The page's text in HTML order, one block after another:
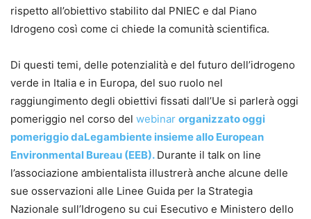
rispetto all’obiettivo stabilito dal PNIEC e dal Piano
Idrogeno così come ci chiede la comunità scientifica.
Di questi temi, delle potenzialità e del futuro dell’idrogeno
verde in Italia e in Europa, del suo ruolo nel
raggiungimento degli obiettivi fissati dall’Ue si parlerà oggi
pomeriggio nel corso del webinar organizzato oggi
pomeriggio daLegambiente insieme allo European
Environmental Bureau (EEB). Durante il talk on line
l’associazione ambientalista illustrerà anche alcune delle
sue osservazioni alle Linee Guida per la Strategia
Nazionale sull’Idrogeno su cui Esecutivo e Ministero dello